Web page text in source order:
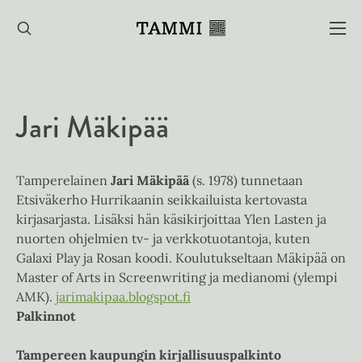
sisältöön
Jari Mäkipää
Tamperelainen Jari Mäkipää (s. 1978) tunnetaan
Etsiväkerho Hurrikaanin seikkailuista kertovasta
kirjasarjasta. Lisäksi hän käsikirjoittaa Ylen Lasten ja
nuorten ohjelmien tv- ja verkkotuotantoja, kuten
Galaxi Play ja Rosan koodi. Koulutukseltaan Mäkipää on
Master of Arts in Screenwriting ja medianomi (ylempi
AMK). jarimakipaa.blogspot.fi
Palkinnot
Tampereen kaupungin kirjallisuuspalkinto